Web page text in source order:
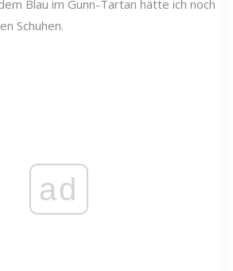
Blau im Gunn-Tartan hätte ich noch
Schuhen.
ad